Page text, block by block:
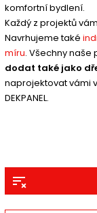
komfortní bydlení.
Každý z projektů
Navrhujeme také
míru. Všechny
dodat také jako
naprojektovat vámi
DEKPANEL.